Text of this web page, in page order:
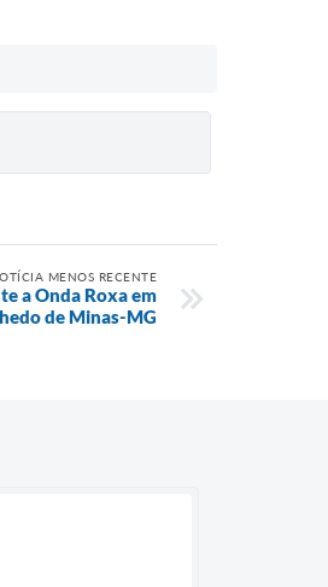
MENOS RECENTE
a Onda Roxa em
de Minas-MG